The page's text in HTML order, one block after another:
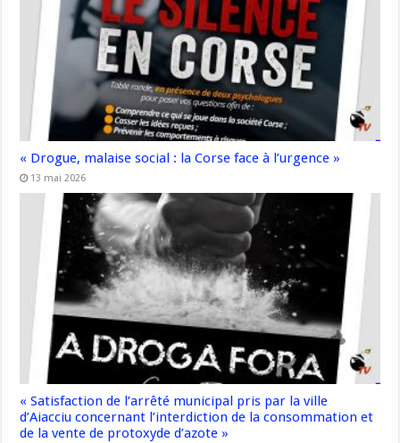
« Drogue, malaise social : la Corse face à l’urgence »
13 mai 2026
« Satisfaction de l’arrêté municipal pris par la ville
d’Aiacciu concernant l’interdiction de la consommation et
de la vente de protoxyde d’azote »